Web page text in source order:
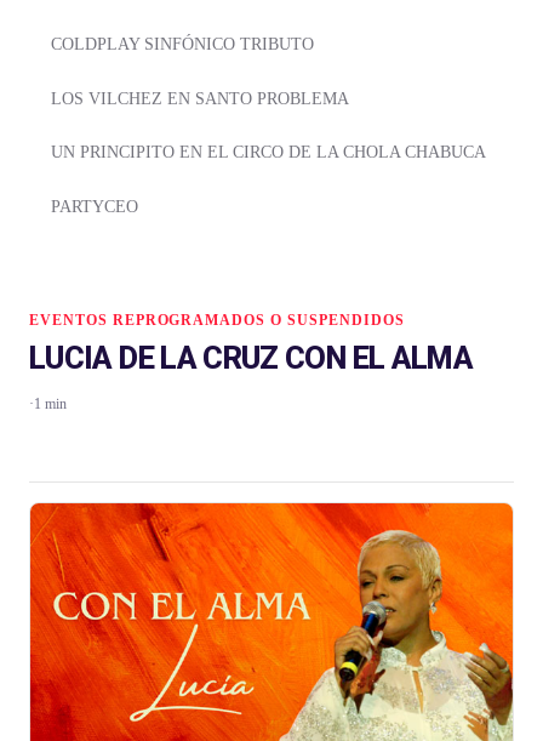
COLDPLAY SINFÓNICO TRIBUTO
LOS VILCHEZ EN SANTO PROBLEMA
UN PRINCIPITO EN EL CIRCO DE LA CHOLA CHABUCA
PARTYCEO
EVENTOS REPROGRAMADOS O SUSPENDIDOS
LUCIA DE LA CRUZ CON EL ALMA
·1 min